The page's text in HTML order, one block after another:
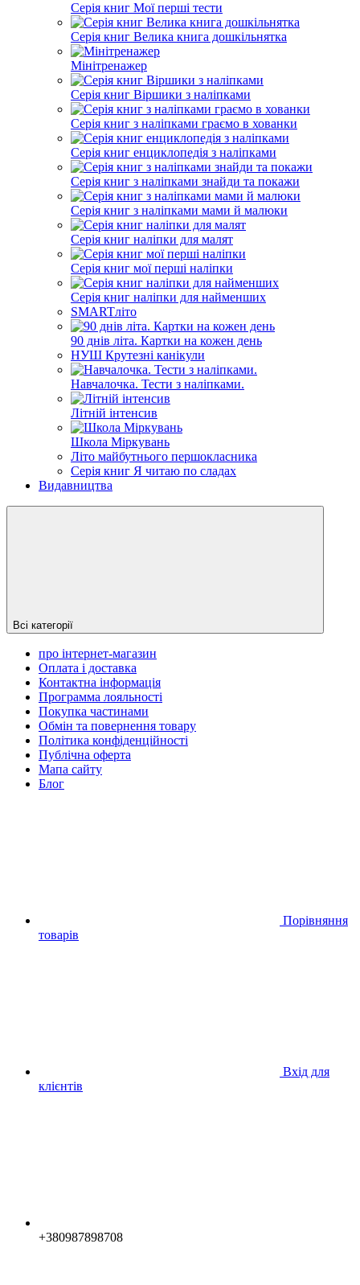
Серія книг Мої перші тести
Серія книг Велика книга дошкільнятка
Мінітренажер
Серія книг Віршики з наліпками
Серія книг з наліпками граємо в хованки
Серія книг енциклопедія з наліпками
Серія книг з наліпками знайди та покажи
Серія книг з наліпками мами й малюки
Серія книг наліпки для малят
Серія книг мої перші наліпки
Серія книг наліпки для найменших
SMARTліто
90 днів літа. Картки на кожен день
НУШ Крутезні канікули
Навчалочка. Тести з наліпками.
Літній інтенсив
Школа Міркувань
Літо майбутнього першокласника
Серія книг Я читаю по сладах
Видавництва
Всі категорії
про інтернет-магазин
Оплата і доставка
Контактна інформація
Программа лояльності
Покупка частинами
Обмін та повернення товару
Політика конфіденційності
Публічна оферта
Мапа сайту
Блог
Порівняння
товарів
Вхід для
клієнтів
+380987898708